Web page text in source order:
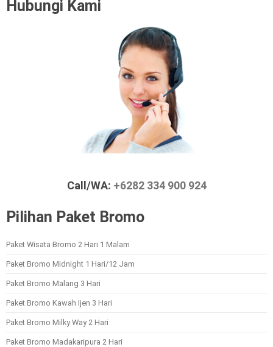
Hubungi Kami
Call/WA: +6282 334 900 924
Pilihan Paket Bromo
Paket Wisata Bromo 2 Hari 1 Malam
Paket Bromo Midnight 1 Hari/12 Jam
Paket Bromo Malang 3 Hari
Paket Bromo Kawah Ijen 3 Hari
Paket Bromo Milky Way 2 Hari
Paket Bromo Madakaripura 2 Hari